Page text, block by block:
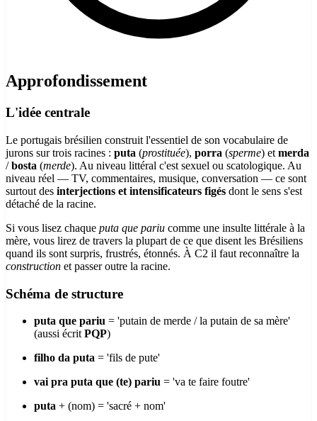
Approfondissement
L'idée centrale
Le portugais brésilien construit l'essentiel de son vocabulaire de
jurons sur trois racines : puta (prostituée), porra (sperme) et merda
/bosta (merde). Au niveau littéral c'est sexuel ou scatologique. Au
niveau réel — TV, commentaires, musique, conversation — ce sont
surtout des interjections et intensificateurs figés dont le sens s'est
détaché de la racine.
Si vous lisez chaque puta que pariu comme une insulte littérale à la
mère, vous lirez de travers la plupart de ce que disent les Brésiliens
quand ils sont surpris, frustrés, étonnés. À C2 il faut reconnaître la
construction et passer outre la racine.
Schéma de structure
puta que pariu = 'putain de merde / la putain de sa mère'
(aussi écrit PQP)
filho da puta = 'fils de pute'
vai pra puta que (te) pariu = 'va te faire foutre'
puta + (nom) = 'sacré + nom'